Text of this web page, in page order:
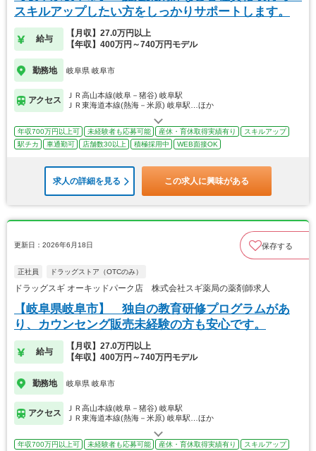
スキルアップしたい方をしっかりサポートします。
給与
【月収】27.0万円以上
【年収】400万円～740万円モデル
勤務地 岐阜県 岐阜市
アクセス
ＪＲ高山本線(岐阜－猪谷) 岐阜駅
ＪＲ東海道本線(熱海－米原) 岐阜駅…ほか
年収700万円以上可 未経験者も応募可能 産休・育休取得実績有り
スキルアップ
駅チカ
車通勤可 店舗数30以上 積極採用中 WEB面接OK
求人の詳細を見る この求人に興味がある
更新日：2026年6月18日 保存する
正社員 ドラッグストア（OTCのみ）
ドラッグスギ オーキッドパーク店 株式会社スギ薬局の薬剤師求人
【岐阜県岐阜市】 独自の教育研修プログラムがあ
り、カウンセング販売未経験の方も安心です。
給与
【月収】27.0万円以上
【年収】400万円～740万円モデル
勤務地 岐阜県 岐阜市
アクセス
ＪＲ高山本線(岐阜－猪谷) 岐阜駅
ＪＲ東海道本線(熱海－米原) 岐阜駅…ほか
年収700万円以上可 未経験者も応募可能 産休・育休取得実績有り
スキルアップ